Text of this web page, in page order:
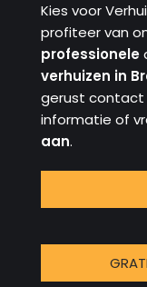
Kies voor
profiteer van
professionele
verhuizen in
gerust contact
informatie of
aan.